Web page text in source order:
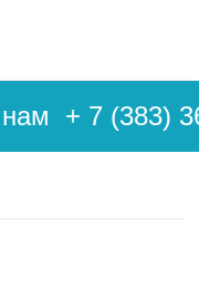
+ 7 (383)